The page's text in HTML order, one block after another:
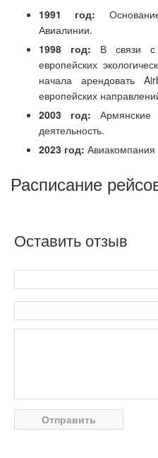
1991 год:
Авиалинии.
1998 год: В связи с
европейских
начала арендовать
европейских
2003 год: Армянские
деятельность.
2023 год: Авиакомпания
Расписание
Оставить отзыв